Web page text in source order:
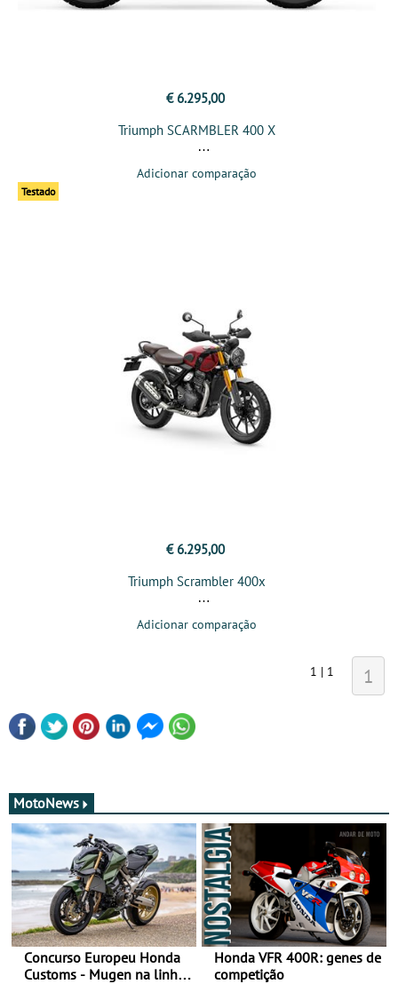
€ 6.295,00
Triumph SCARMBLER 400 X
Adicionar comparação
Testado
€ 6.295,00
Triumph Scrambler 400x
Adicionar comparação
1 | 1 1
MotoNews
Concurso Europeu Honda
Customs - Mugen na linha
Honda VFR 400R: genes de
competição